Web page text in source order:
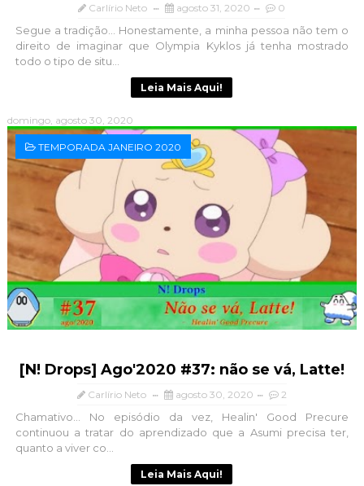
Carlírio Neto agosto 31, 2020 0
Segue a tradição... Honestamente, a minha pessoa não tem o
direito de imaginar que Olympia Kyklos já tenha mostrado
todo o tipo de situ...
Leia Mais Aqui!
domingo, agosto 30, 2020
TEMPORADA JANEIRO 2020
[N! Drops] Ago'2020 #37: não se vá, Latte!
Carlírio Neto agosto 30, 2020 2
Chamativo... No episódio da vez, Healin' Good Precure
continuou a tratar do aprendizado que a Asumi precisa ter,
quanto a viver co...
Leia Mais Aqui!